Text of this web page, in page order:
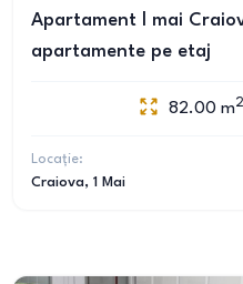
Apartament l mai
apartamente pe etaj
82.00 m2
Locație:
Craiova, 1 Mai